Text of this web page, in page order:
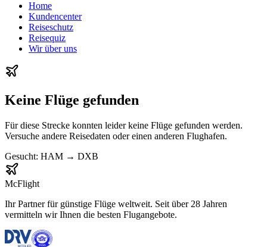
Home
Kundencenter
Reiseschutz
Reisequiz
Wir über uns
Keine Flüge gefunden
Für diese Strecke konnten leider keine Flüge gefunden werden.
Versuche andere Reisedaten oder einen anderen Flughafen.
Gesucht: HAM → DXB
McFlight
Ihr Partner für günstige Flüge weltweit. Seit über 28 Jahren
vermitteln wir Ihnen die besten Flugangebote.